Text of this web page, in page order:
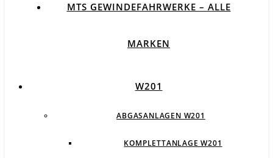
MTS GEWINDEFAHRWERKE – ALLE
MARKEN
W201
ABGASANLAGEN W201
KOMPLETTANLAGE W201